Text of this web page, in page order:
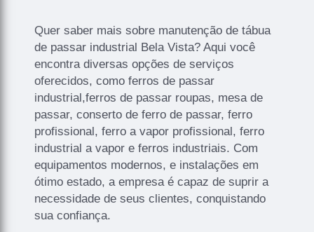
Quer saber mais sobre manutenção de tábua
de passar industrial Bela Vista? Aqui você
encontra diversas opções de serviços
oferecidos, como ferros de passar
industrial,ferros de passar roupas, mesa de
passar, conserto de ferro de passar, ferro
profissional, ferro a vapor profissional, ferro
industrial a vapor e ferros industriais. Com
equipamentos modernos, e instalações em
ótimo estado, a empresa é capaz de suprir a
necessidade de seus clientes, conquistando
sua confiança.